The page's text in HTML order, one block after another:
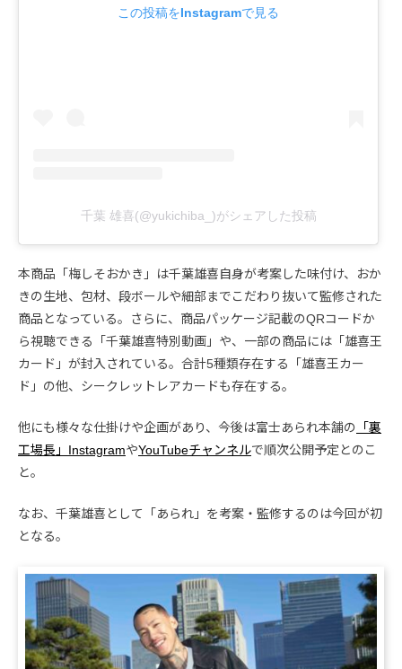
この投稿をInstagramで見る
千葉 雄喜(@yukichiba_)がシェアした投稿
本商品「梅しそおかき」は千葉雄喜自身が考案した味付け、おか
きの生地、包材、段ボールや細部までこだわり抜いて監修された
商品となっている。さらに、商品パッケージ記載のQRコードか
ら視聴できる「千葉雄喜特別動画」や、一部の商品には「雄喜王
カード」が封入されている。合計5種類存在する「雄喜王カー
ド」の他、シークレットレアカードも存在する。
他にも様々な仕掛けや企画があり、今後は富士あられ本舗の
「裏
工場長」InstagramやYouTubeチャンネルで順次公開予定とのこ
と。
なお、千葉雄喜として「あられ」を考案・監修するのは今回が初
となる。